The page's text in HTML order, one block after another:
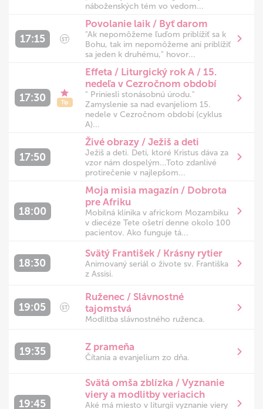
náboženských tém vo vedom...
17:15 ST
Povolanie laik / Byť darom
"Ak nepomôžeme ľuďom priblížiť sa k
Bohu, tak im nepomôžeme ani priblížiť
sa jeden k druhému," hovor...
17:30 Tip
Effeta / Liturgický rok A / 15.
nedeľa v Cezročnom období
" Priniesli stonásobnú úrodu."
Zamyslenie sa nad evanjeliom 15.
nedele v Cezročnom období (cyklus
A)...
17:50
Živé obrazy / Ježiš a deti
Ježiš a deti. Deti, ktoré Kristus dáva za
vzor nám dospelým...Toto zdanlivé
protirečenie v najlepšom...
18:00
Moja misia magazín / Dobrota
pre Afriku
Mobilná klinika v africkom Mozambiku
v diecéze Tete ošetrí denne okolo 100
pacientov. Ako funguje tá...
18:30
Svätý František / Krásny rytier
Animovaný seriál o živote sv. Františka
z Assisi.
19:05 ST
Ruženec / Slávnostné
tajomstvá
Modlitba slávnostného ruženca.
19:35 Z prameňa
Čítania a evanjelium zo dňa.
19:45
Svätá omša zblízka / Vyznanie
viery a modlitby veriacich
Aké má miesto v liturgii vyznanie viery